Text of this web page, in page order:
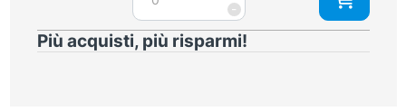
-
LED
3,7V
Più acquisti, più risparmi!